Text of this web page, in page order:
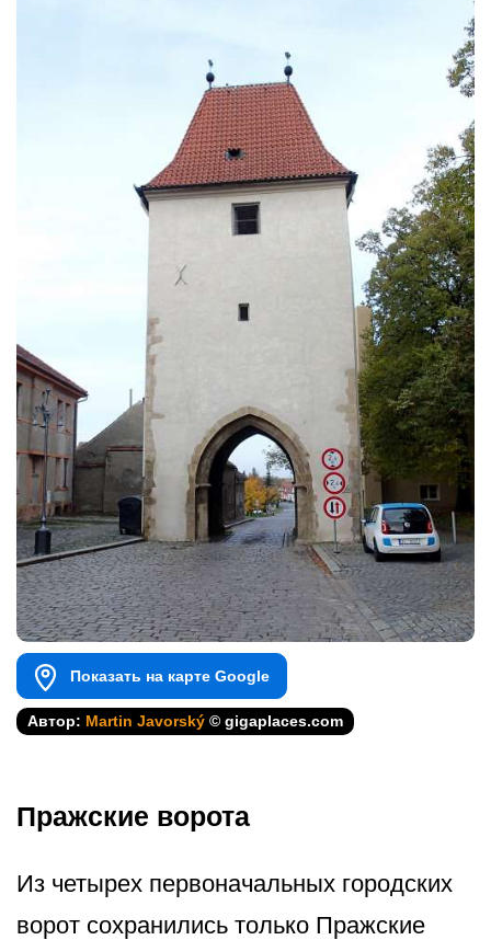
Показать на карте Google
Автор: Martin Javorský © gigaplaces.com
Пражские ворота
Из четырех первоначальных городских
ворот сохранились только Пражские